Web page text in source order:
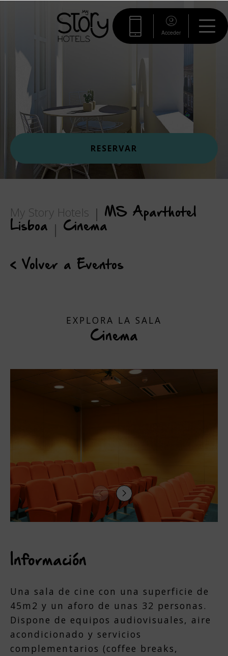
Acceder
RESERVAR
My Story Hotels
MS Aparthotel
Lisboa
Cinema
< Volver a Eventos
EXPLORA LA SALA
Cinema
Información
Una sala de cine con una superficie de
45m2 y un aforo de unas 32 personas.
Dispone de equipos audiovisuales, aire
acondicionado y servicios
complementarios (coffee breaks,